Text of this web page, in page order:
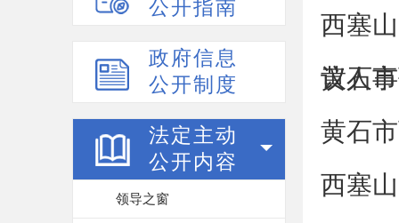
公开指南
政府信息
公开制度
法定主动
公开内容
领导之窗
西塞
议人
黄石
黄石
西塞